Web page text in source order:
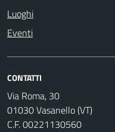
Luoghi
Eventi
CONTATTI
Via Roma, 30
01030 Vasanello (VT)
C.F. 00221130560